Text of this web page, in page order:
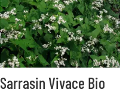
Sarrasin Vivace Bio